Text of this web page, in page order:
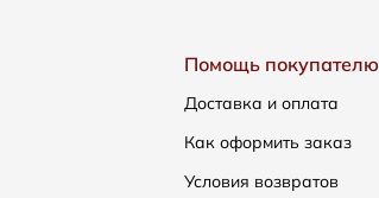
Помощь покупателю
Доставка и оплата
Как оформить заказ
Условия возвратов